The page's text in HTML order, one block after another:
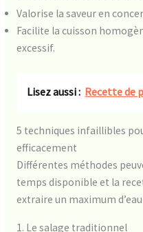
Valorise la saveur en
Facilite la cuisson
excessif.
Lisez aussi : Recette de
5 techniques infaillibles
efficacement
Différentes méthodes
temps disponible et la
extraire un maximum
1. Le salage traditionnel